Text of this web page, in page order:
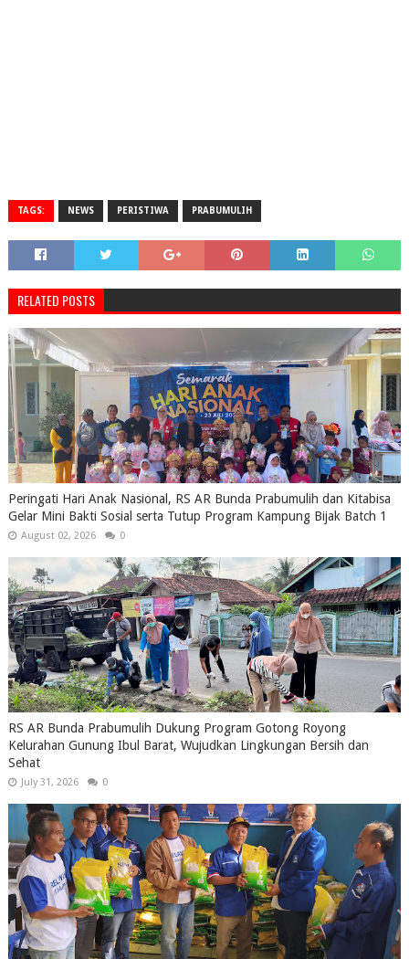
TAGS: NEWS PERISTIWA PRABUMULIH
RELATED POSTS
Peringati Hari Anak Nasional, RS AR Bunda Prabumulih dan Kitabisa
Gelar Mini Bakti Sosial serta Tutup Program Kampung Bijak Batch 1
August 02, 2026 0
RS AR Bunda Prabumulih Dukung Program Gotong Royong
Kelurahan Gunung Ibul Barat, Wujudkan Lingkungan Bersih dan
Sehat
July 31, 2026 0